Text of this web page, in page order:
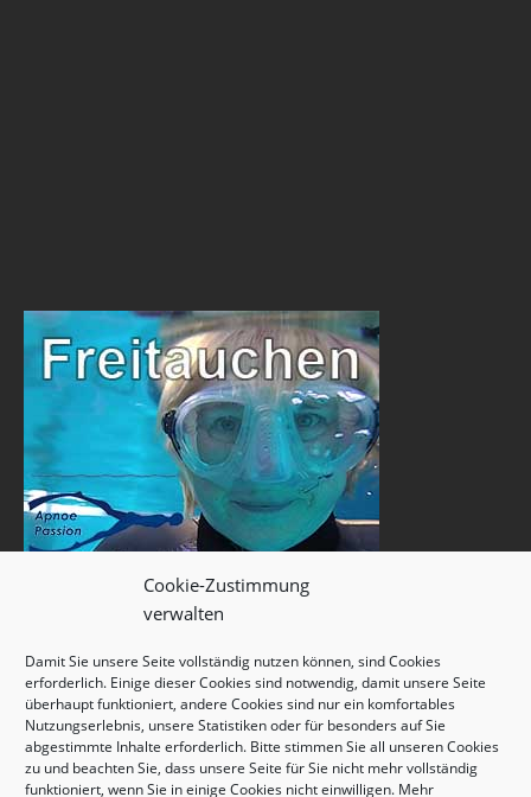
Cookie-Zustimmung
verwalten
Damit Sie unsere Seite vollständig nutzen können, sind Cookies
erforderlich. Einige dieser Cookies sind notwendig, damit unsere Seite
überhaupt funktioniert, andere Cookies sind nur ein komfortables
Nutzungserlebnis, unsere Statistiken oder für besonders auf Sie
abgestimmte Inhalte erforderlich. Bitte stimmen Sie all unseren Cookies
zu und beachten Sie, dass unsere Seite für Sie nicht mehr vollständig
funktioniert, wenn Sie in einige Cookies nicht einwilligen. Mehr